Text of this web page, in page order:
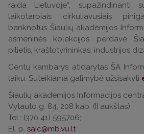
raida Lietuvoje“, supažindinanti
laikotarpiais cirkuliavusiais
banknotus Šiaulių akademijos
asmeninės kolekcijos perdavė
pilietis, kraštotyrininkas, industrijos
Centų kambarys atidarytas ŠA
laiku. Suteikiama galimybė užsisakyti
Šiaulių akademijos Informacijos
Vytauto g. 84, 208 kab. (II aukštas)
Tel.: (370 41) 595706;
El. p. saic@mb.vu.lt